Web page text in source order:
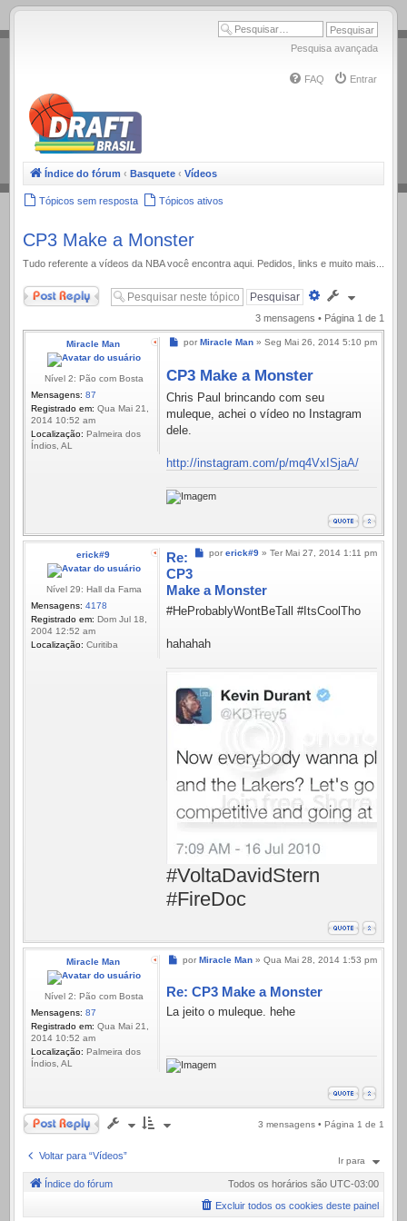
.
Pesquisa avançada
FAQ Entrar
Índice do fórum ‹ Basquete ‹ Vídeos
Tópicos sem resposta Tópicos ativos
CP3 Make a Monster
Tudo referente a ví­deos da NBA você encontra aqui. Pedidos, links e muito mais...
Responder
Pesquisa
avançada
3 mensagens • Página 1 de 1
Miracle Man
Nível 2: Pão com Bosta
Mensagens: 87
Registrado em: Qua Mai 21,
2014 10:52 am
Localização: Palmeira dos
Índios, AL
Mensagem
por Miracle Man » Seg Mai 26, 2014 5:10 pm
CP3 Make a Monster
Chris Paul brincando com seu
muleque, achei o vídeo no Instagram
dele.
http://instagram.com/p/mq4VxISjaA/
erick#9
Nível 29: Hall da Fama
Mensagens: 4178
Registrado em: Dom Jul 18,
2004 12:52 am
Localização: Curitiba
Mensagem
por erick#9 » Ter Mai 27, 2014 1:11 pm
Re:
CP3
Make a Monster
#HeProbablyWontBeTall #ItsCoolTho
hahahah
#VoltaDavidStern
#FireDoc
Miracle Man
Nível 2: Pão com Bosta
Mensagens: 87
Registrado em: Qua Mai 21,
2014 10:52 am
Localização: Palmeira dos
Índios, AL
Mensagem
por Miracle Man » Qua Mai 28, 2014 1:53 pm
Re: CP3 Make a Monster
La jeito o muleque. hehe
Responder 3 mensagens • Página 1 de 1
Voltar para “Vídeos” Ir para
Índice do fórum Todos os horários são UTC-03:00
Excluir todos os cookies deste painel